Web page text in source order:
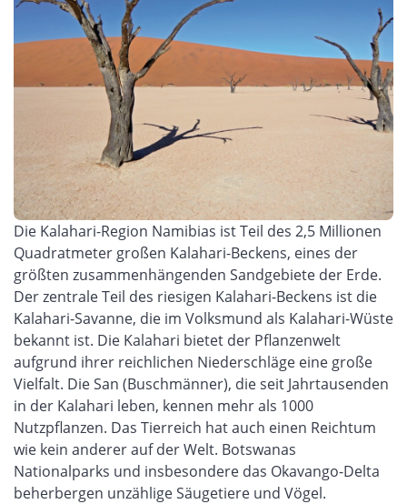
Die Kalahari-Region Namibias ist Teil des 2,5 Millionen
Quadratmeter großen Kalahari-Beckens, eines der
größten zusammenhängenden Sandgebiete der Erde.
Der zentrale Teil des riesigen Kalahari-Beckens ist die
Kalahari-Savanne, die im Volksmund als Kalahari-Wüste
bekannt ist. Die Kalahari bietet der Pflanzenwelt
aufgrund ihrer reichlichen Niederschläge eine große
Vielfalt. Die San (Buschmänner), die seit Jahrtausenden
in der Kalahari leben, kennen mehr als 1000
Nutzpflanzen. Das Tierreich hat auch einen Reichtum
wie kein anderer auf der Welt. Botswanas
Nationalparks und insbesondere das Okavango-Delta
beherbergen unzählige Säugetiere und Vögel.